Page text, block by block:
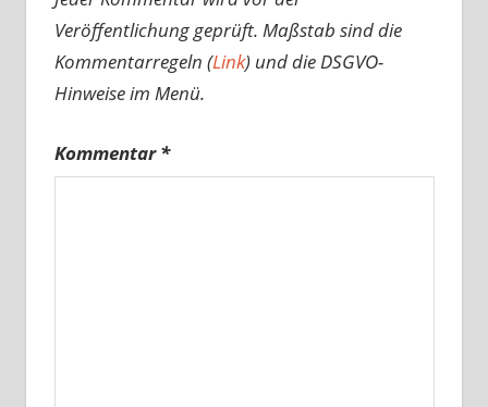
Veröffentlichung geprüft. Maßstab sind die
Kommentarregeln (Link) und die DSGVO-
Hinweise im Menü.
Kommentar*